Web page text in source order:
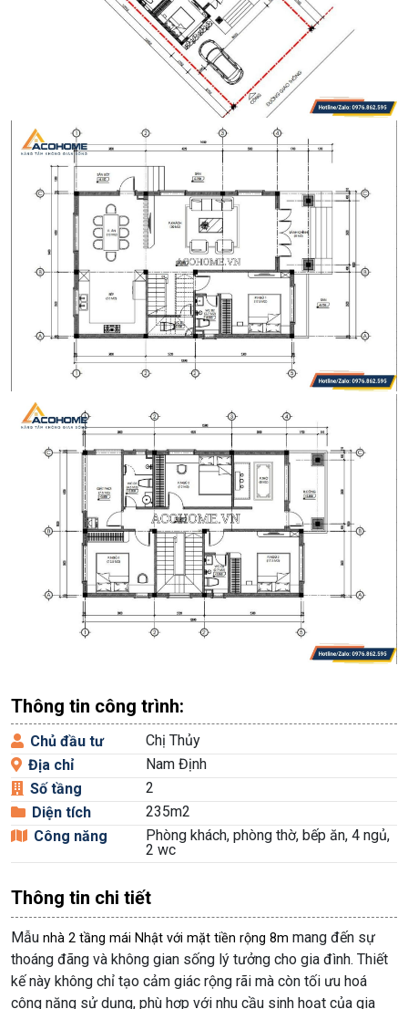
Thông tin công trình:
Chủ đầu tư
Chị Thủy
Địa chỉ
Nam Định
Số tầng
2
Diện tích
235m2
Công năng
Phòng khách, phòng thờ, bếp ăn, 4 ngủ,
2 wc
Thông tin chi tiết
Mẫu nhà 2 tầng mái Nhật với mặt tiền rộng 8m mang đến sự
thoáng đãng và không gian sống lý tưởng cho gia đình. Thiết
kế này không chỉ tạo cảm giác rộng rãi mà còn tối ưu hoá
công năng sử dụng, phù hợp với nhu cầu sinh hoạt của gia